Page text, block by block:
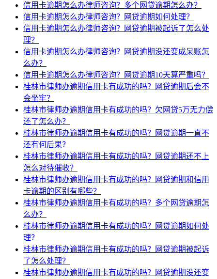
信用卡逾期怎么办律师咨询？多个网贷逾期怎么办？
信用卡逾期怎么办律师咨询？网贷逾期如何处理？
信用卡逾期怎么办律师咨询？网贷逾期被起诉了怎么处
理？
信用卡逾期怎么办律师咨询？网贷逾期没还变成呆账怎
么办？
信用卡逾期怎么办律师咨询？网贷逾期10天算严重吗？
桂林市律师办逾期信用卡有成功的吗？网贷逾期后会不
会坐牢？
桂林市律师办逾期信用卡有成功的吗？欠网贷5万无力偿
还了怎么办？
桂林市律师办逾期信用卡有成功的吗？网贷逾期一直不
还有何后果？
桂林市律师办逾期信用卡有成功的吗？网贷逾期还不上
怎么对待催收？
桂林市律师办逾期信用卡有成功的吗？网贷逾期和信用
卡逾期的区别有哪些？
桂林市律师办逾期信用卡有成功的吗？多个网贷逾期怎
么办？
桂林市律师办逾期信用卡有成功的吗？网贷逾期如何处
理？
桂林市律师办逾期信用卡有成功的吗？网贷逾期被起诉
了怎么处理？
桂林市律师办逾期信用卡有成功的吗？网贷逾期没还变